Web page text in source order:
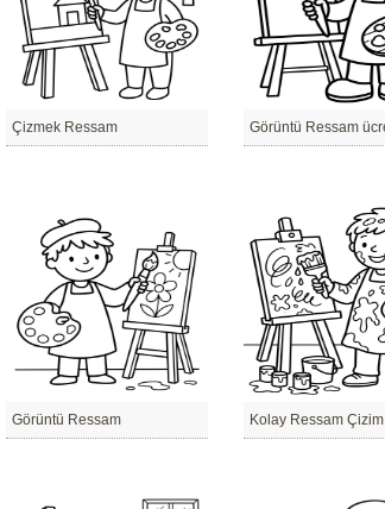
Çizmek Ressam
Görüntü Ressam Kolay Ressam Çizim